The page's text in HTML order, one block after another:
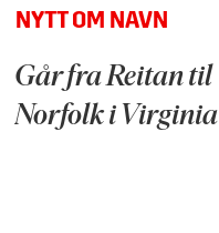
NYTT OM NAVN
Går fra Reitan til
Norfolk i Virginia